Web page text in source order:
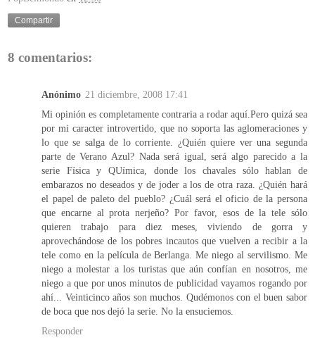
Compartir
8 comentarios:
Anónimo 21 diciembre, 2008 17:41
Mi opinión es completamente contraria a rodar aquí.Pero quizá sea
por mi caracter introvertido, que no soporta las aglomeraciones y
lo que se salga de lo corriente. ¿Quién quiere ver una segunda
parte de Verano Azul? Nada será igual, será algo parecido a la
serie Física y QUímica, donde los chavales sólo hablan de
embarazos no deseados y de joder a los de otra raza. ¿Quién hará
el papel de paleto del pueblo? ¿Cuál será el oficio de la persona
que encarne al prota nerjeño? Por favor, esos de la tele sólo
quieren trabajo para diez meses, viviendo de gorra y
aprovechándose de los pobres incautos que vuelven a recibir a la
tele como en la película de Berlanga. Me niego al servilismo. Me
niego a molestar a los turistas que aún confían en nosotros, me
niego a que por unos minutos de publicidad vayamos rogando por
ahí... Veinticinco años son muchos. Qudémonos con el buen sabor
de boca que nos dejó la serie. No la ensuciemos.
Responder